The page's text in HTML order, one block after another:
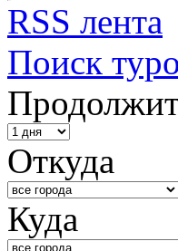
RSS лента
Поиск
Откуда
Куда